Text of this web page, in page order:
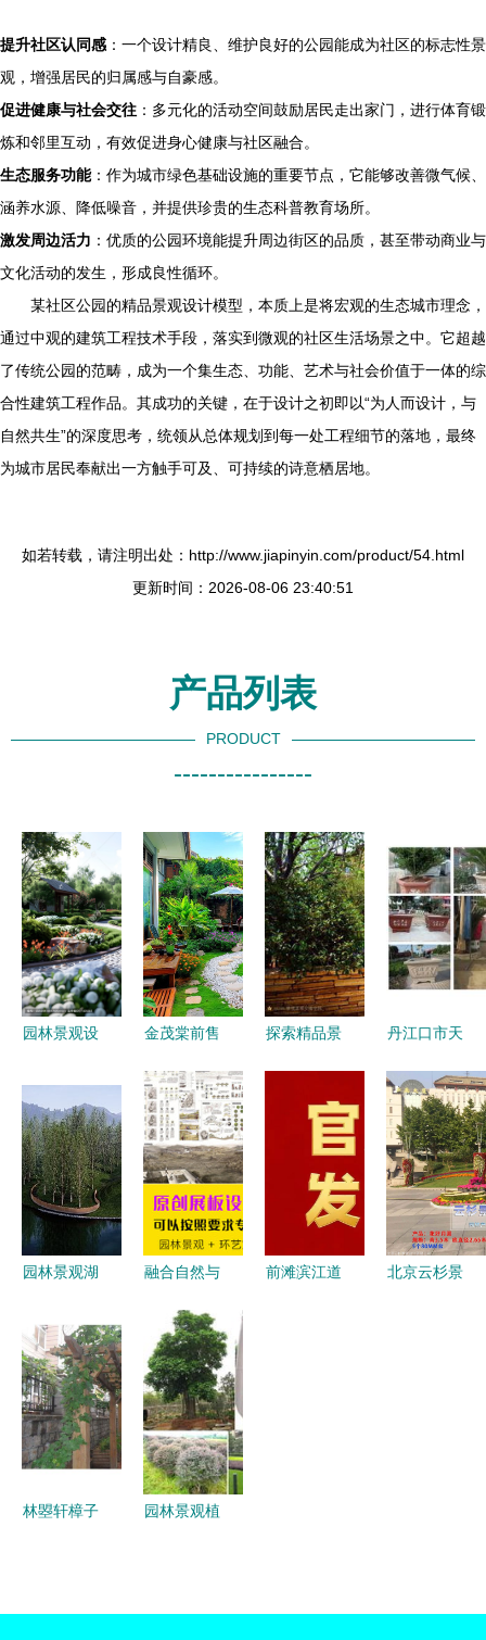
提升社区认同感 ：一个设计精良、维护良好的公园能成为社区的标志性景
观，增强居民的归属感与自豪感。
促进健康与社会交往 ：多元化的活动空间鼓励居民走出家门，进行体育锻
炼和邻里互动，有效促进身心健康与社区融合。
生态服务功能：作为城市绿色基础设施的重要节点，它能够改善微气候、
涵养水源、降低噪音，并提供珍贵的生态科普教育场所。
激发周边活力 ：优质的公园环境能提升周边街区的品质，甚至带动商业与
文化活动的发生，形成良性循环。
某社区公园的精品景观设计模型，本质上是将宏观的生态城市理念，
通过中观的建筑工程技术手段，落实到微观的社区生活场景之中。它超越
了传统公园的范畴，成为一个集生态、功能、艺术与社会价值于一体的综
合性建筑工程作品。其成功的关键，在于设计之初即以“为人而设计，与
自然共生”的深度思考，统领从总体规划到每一处工程细节的落地，最终
为城市居民奉献出一方触手可及、可持续的诗意栖居地。
如若转载，请注明出处：http://www.jiapinyin.com/product/54.html
更新时间：2026-08-06 23:40:51
产品列表
PRODUCT
----------------
园林景观设
富素材下的
建筑工程设
计
金茂棠前售
生活的完美
交融
探索精品景
清实景照片
与设计图纸
丹江口市天
术围栏与景
观设计的完
美融合
园林景观湖
然与人文的
完美融合
融合自然与
园林景观与
建筑工程设
计的排版艺
术
前滩滨江道
北京云杉景
林曌轩樟子
园林景观植